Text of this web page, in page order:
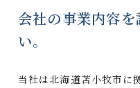
会社の事業内容
い。
当社は北海道苫小牧市に